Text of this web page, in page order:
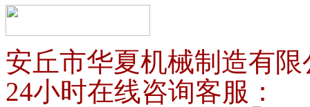
安丘市华夏机械制造有限
24小时在线咨询客服：